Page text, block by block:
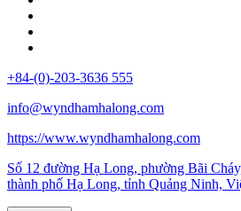
+84-(0)-203-3636 555
info@wyndhamhalong.com
https://www.wyndhamhalong.com
Số 12 đường Hạ Long, phường Bãi
thành phố Hạ Long, tỉnh Quảng Ninh,